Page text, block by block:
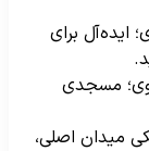
ایده‌آل برای
مسجدی
میدان اصلی،